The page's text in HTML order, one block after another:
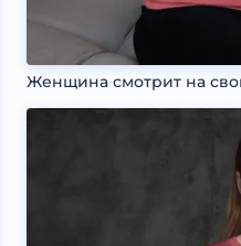
Женщина смотрит на